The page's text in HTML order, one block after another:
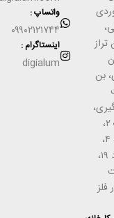
۰۹۹۰۲۱۲۱۷۴۴
اینستاگرام :
digialum